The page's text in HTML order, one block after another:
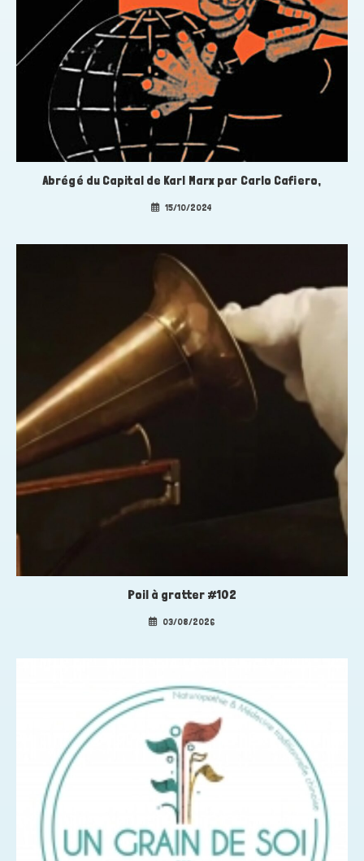
Abrégé du Capital de Karl Marx par Carlo Cafiero,
15/10/2024
Poil à gratter #102
03/08/2026